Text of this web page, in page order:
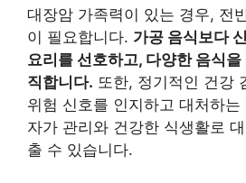
대장암 가족력이 있는 경우, 전
이 필요합니다. 가공 음식보다
요리를 선호하고, 다양한 음식
직합니다. 또한, 정기적인 건강
위험 신호를 인지하고 대처하
자가 관리와 건강한 식생활로
출 수 있습니다.